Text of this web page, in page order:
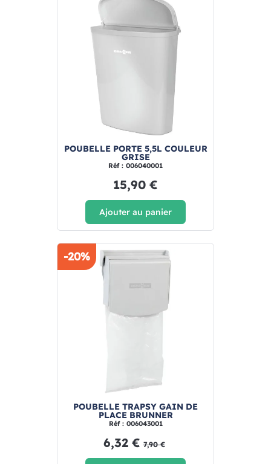
POUBELLE PORTE 5,5L COULEUR
GRISE
Réf : 006040001
15,90 €
Ajouter au panier
-20%
POUBELLE TRAPSY GAIN DE
PLACE BRUNNER
Réf : 006043001
6,32 € 7,90 €